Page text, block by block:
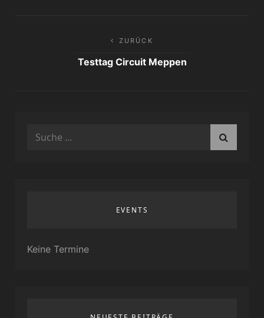
ZURÜCK
Testtag Circuit Meppen
Search
EVENTS
Keine Termine